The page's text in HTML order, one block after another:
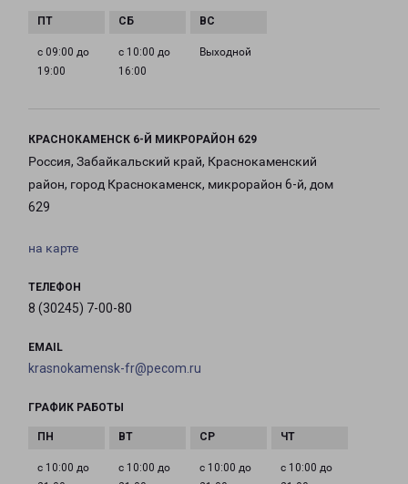
с 09:00 до
19:00
с 10:00 до
16:00
Выходной
КРАСНОКАМЕНСК 6-Й МИКРОРАЙОН 629
Россия, Забайкальский край, Краснокаменский
район, город Краснокаменск, микрорайон 6-й, дом
629
на карте
ТЕЛЕФОН
8 (30245) 7-00-80
EMAIL
krasnokamensk-fr@pecom.ru
ГРАФИК РАБОТЫ
с 10:00 до
с 10:00 до
с 10:00 до
с 10:00 до